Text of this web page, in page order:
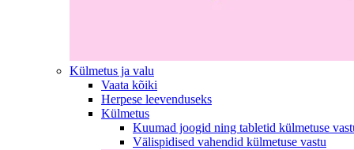
Külmetus ja valu
Vaata kõiki
Herpese leevenduseks
Külmetus
Kuumad joogid ning tabletid külmetuse
Välispidised vahendid külmetuse vastu